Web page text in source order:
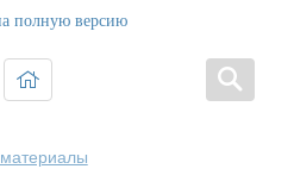
полную версию